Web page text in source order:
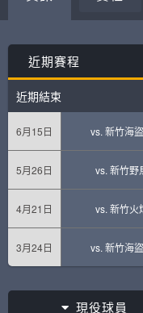
近期賽程
近期結束
6月15日 vs. 新竹海
5月26日 vs. 新竹野
4月21日 vs. 新竹火
3月24日 vs. 新竹海
現役球員